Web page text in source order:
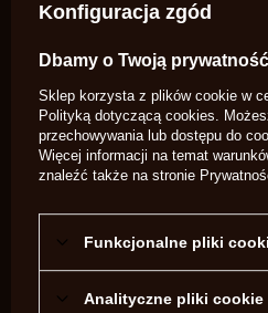
Marka
Saguaro-
Na zamówienie
Tak
Potrzebujesz pomocy?
Zadaj pytanie a my odpowiemy
odpowiedzi publikując dla innych.
NAPISZ
Konfiguracja zgód
Dbamy o Twoją prywatność
Sklep korzysta z plików cookie w
Polityką dotyczącą cookies .
przechowywania lub dostępu do
Więcej informacji na temat
znaleźć także na stronie
Funkcjonalne pliki
Analityczne pliki cookie